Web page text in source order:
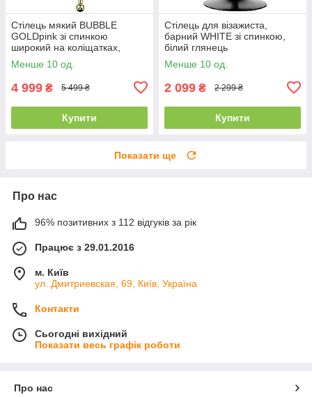
Стілець мякий BUBBLE
GOLDpink зі спинкою
широкий на коліщатках,
рожевий на золотій основі
Менше 10 од.
4 999 ₴ 5 499 ₴
Купити
Стілець для візажиста,
барний WHITE зі спинкою,
білий глянець
Менше 10 од.
2 099 ₴ 2 299 ₴
Купити
Показати ще
Про нас
96% позитивних з 112 відгуків за рік
Працює з 29.01.2016
м. Київ
ул. Дмитриевская, 69, Київ, Україна
Контакти
Сьогодні вихідний
Показати весь графік роботи
Про нас